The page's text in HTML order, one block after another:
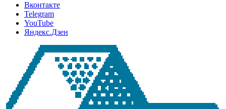
Вконтакте
Telegram
YouTube
Яндекс.Дзен